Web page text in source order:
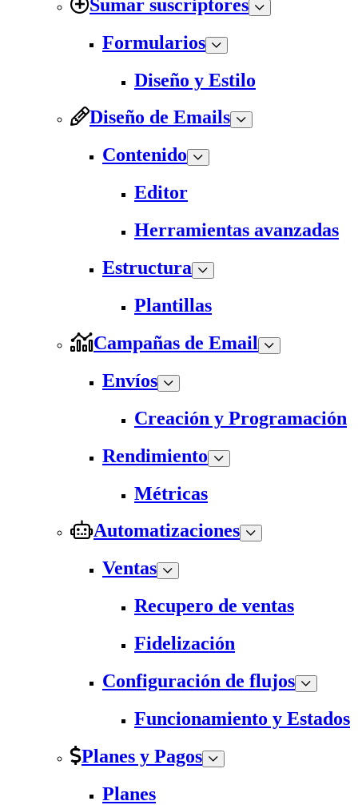
Sumar suscriptores
Formularios
Diseño y Estilo
Diseño de Emails
Contenido
Editor
Herramientas avanzadas
Estructura
Plantillas
Campañas de Email
Envíos
Creación y Programación
Rendimiento
Métricas
Automatizaciones
Ventas
Recupero de ventas
Fidelización
Configuración de flujos
Funcionamiento y Estados
Planes y Pagos
Planes